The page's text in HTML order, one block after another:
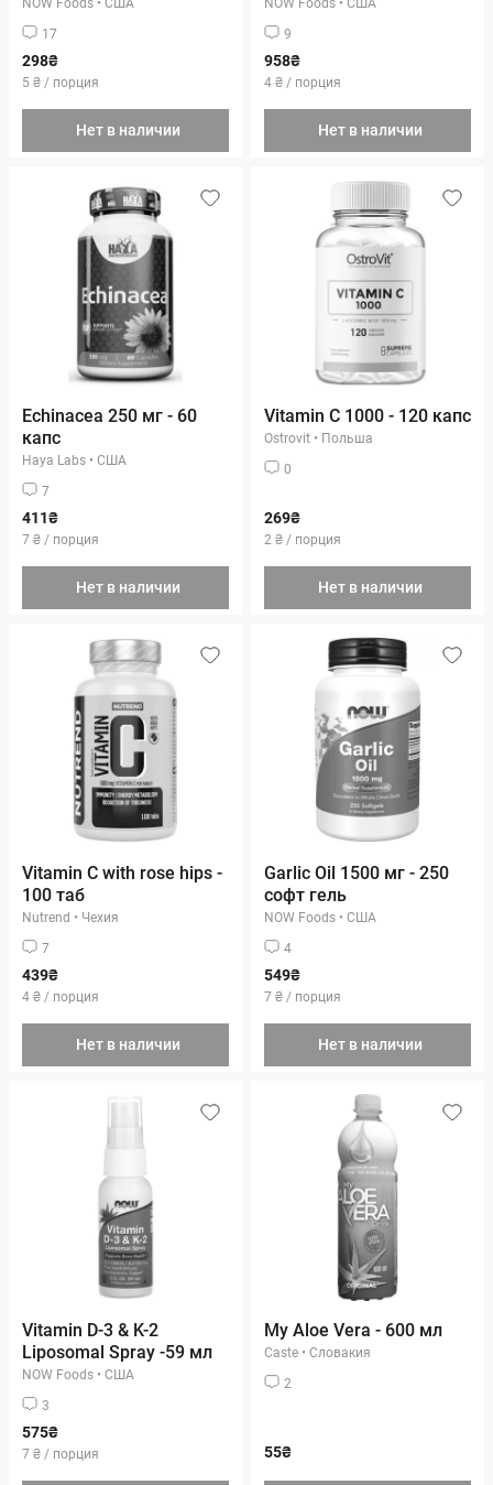
17
298₴
5 ₴ / порция
Нет в наличии
9
958₴
4 ₴ / порция
Нет в наличии
Echinacea 250 мг - 60
капс
Haya Labs • США
7
411₴
7 ₴ / порция
Нет в наличии
Vitamin C 1000 - 120 капс
Ostrovit • Польша
0
269₴
2 ₴ / порция
Нет в наличии
Vitamin C with rose hips -
100 таб
Nutrend • Чехия
7
439₴
4 ₴ / порция
Нет в наличии
Garlic Oil 1500 мг - 250
софт гель
NOW Foods • США
4
549₴
7 ₴ / порция
Нет в наличии
Vitamin D-3 & K-2
Liposomal Spray -59 мл
NOW Foods • США
3
575₴
7 ₴ / порция
My Aloe Vera - 600 мл
Caste • Словакия
2
55₴